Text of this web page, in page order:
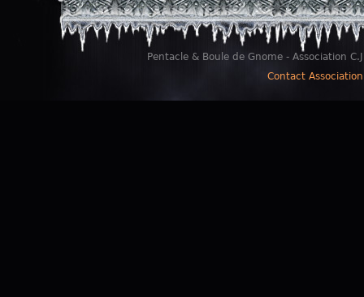
Pentacle & Boule de Gnome - Association
Contact Association